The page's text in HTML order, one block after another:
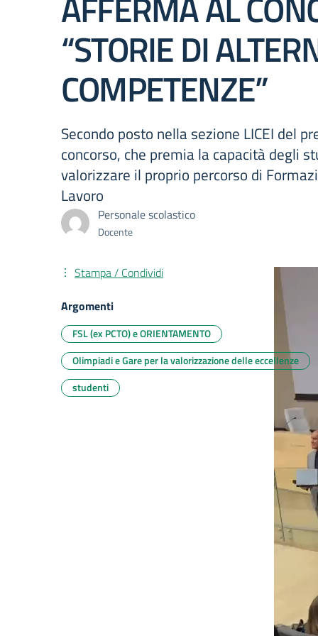
“STORIE DI
COMPETENZE”
Secondo posto nella sezione LICEI del
concorso, che premia la capacità degli
valorizzare il proprio percorso di
Lavoro
Personale scolastico
Docente
Video
Player
Stampa / Condividi
Argomenti
FSL (ex PCTO) e ORIENTAMENTO
Olimpiadi e Gare per la valorizzazione delle eccellenze
studenti